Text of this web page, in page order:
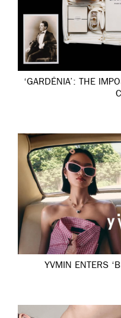
‘GARDÉNIA’: THE
YVMIN ENTERS